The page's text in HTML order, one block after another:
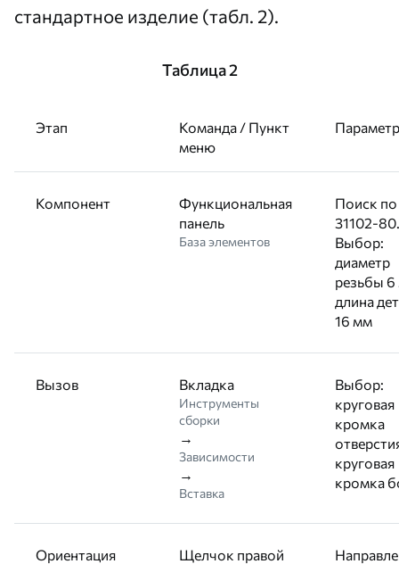
стандартное изделие (табл. 2).
Таблица 2
Этап
Команда / Пункт
меню
Параметр
Компонент
Функциональная
панель
База элементов
Поиск по
31102-80.
Выбор:
диаметр
резьбы
длина
16 мм
Вызов Вкладка
Инструменты
сборки
→
Зависимости
→
Вставка
Выбор:
круговая
кромка
круговая
кромка
Ориентация
Щелчок правой